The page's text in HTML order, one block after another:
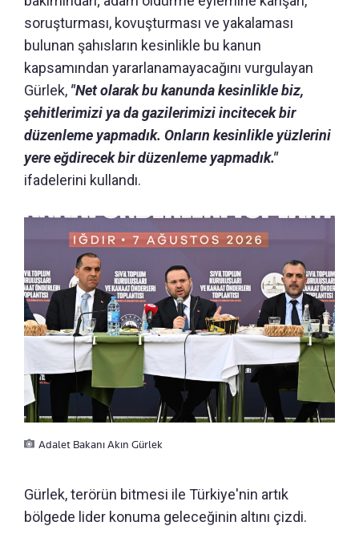
soruşturması, kovuşturması ve yakalaması
bulunan şahısların kesinlikle bu kanun
kapsamından yararlanamayacağını vurgulayan
Gürlek, "Net olarak bu kanunda kesinlikle biz,
şehitlerimizi ya da gazilerimizi incitecek bir
düzenleme yapmadık. Onların kesinlikle yüzlerini
yere eğdirecek bir düzenleme yapmadık."
ifadelerini kullandı.
Adalet Bakanı Akın Gürlek
Gürlek, terörün bitmesi ile Türkiye'nin artık
bölgede lider konuma geleceğinin altını çizdi.